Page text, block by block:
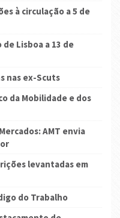
à circulação a 5 de
Lisboa a 13 de
nas ex-Scuts
da Mobilidade e dos
AMT envia
levantadas em
do Trabalho